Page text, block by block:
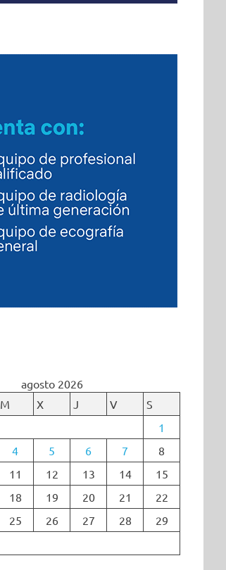
agosto 2026
M X J V
S
1
4 5 6 7
8
11 12 13 14
15
18 19 20 21
22
25 26 27 28
29